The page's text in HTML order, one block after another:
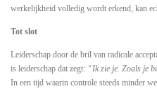
werkelijkheid volledig wordt erkend, kan
Tot slot
Leiderschap door de bril van radicale
is leiderschap dat zegt: “Ik zie je. Zoals je
In een tijd waarin controle steeds minder